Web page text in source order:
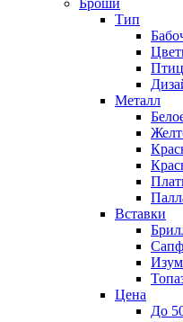
Броши
Тип
Металл
Вставки
Цена
До